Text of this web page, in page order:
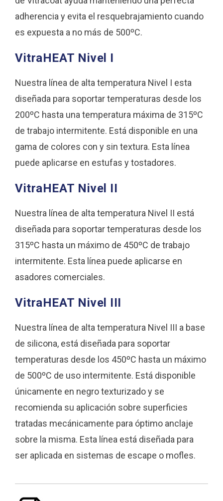
adherencia y evita el resquebrajamiento cuando
es expuesta a no más de 500ºC.
VitraHEAT Nivel I
Nuestra línea de alta temperatura Nivel I esta
diseñada para soportar temperaturas desde los
200ºC hasta una temperatura máxima de 315ºC
de trabajo intermitente. Está disponible en una
gama de colores con y sin textura. Esta línea
puede aplicarse en estufas y tostadores.
VitraHEAT Nivel II
Nuestra línea de alta temperatura Nivel II está
diseñada para soportar temperaturas desde los
315ºC hasta un máximo de 450ºC de trabajo
intermitente. Esta línea puede aplicarse en
asadores comerciales.
VitraHEAT Nivel III
Nuestra línea de alta temperatura Nivel III a base
de silicona, está diseñada para soportar
temperaturas desde los 450ºC hasta un máximo
de 500ºC de uso intermitente. Está disponible
únicamente en negro texturizado y se
recomienda su aplicación sobre superficies
tratadas mecánicamente para óptimo anclaje
sobre la misma. Esta línea está diseñada para
ser aplicada en sistemas de escape o mofles.